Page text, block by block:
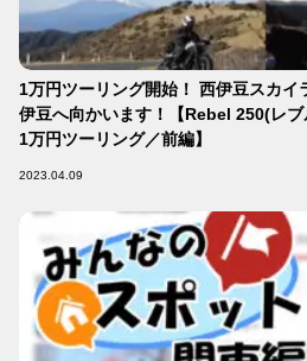
1万円ツーリング開始！ 西伊豆スカイ
伊豆へ向かいます！【Rebel 250(レ
1万円ツーリング／前編】
2023.04.09